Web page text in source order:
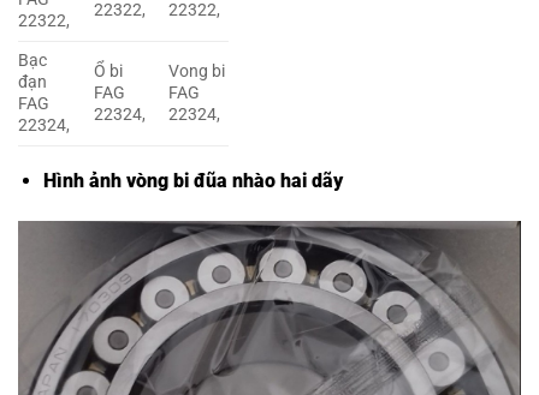
22322,
22322, 22322,
Bạc
đạn
FAG
22324,
Ổ bi
FAG
22324,
Vong bi
FAG
22324,
Hình ảnh vòng bi đũa nhào hai dãy